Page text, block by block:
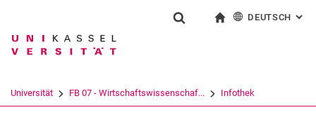
Springe direkt zu: Inhalt
Springe direkt zu: Suche
Springe direkt zu:
Suchbegriff
DEUTSCH :
Universität FB 07 - Wirtschaftswissenschaf... Infothek